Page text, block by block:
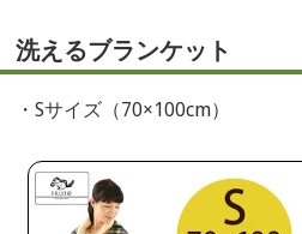
洗えるブランケット
・Sサイズ（70×100cm）